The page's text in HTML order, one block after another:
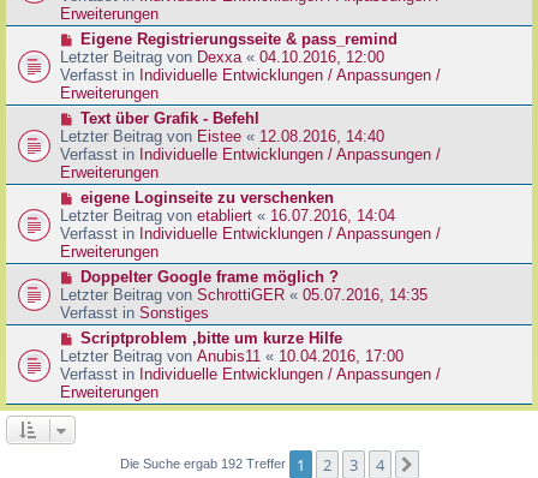
a
g
e
i
r
a
g
e
r
B
e
i
t
a
g
Erweiterungen
N
e
u
e
r
B
e
i
t
a
g
Eigene Registrierungsseite & pass_remind
Letzter Beitrag von Dexxa« 04.10.2016, 12:00
Verfasst in Individuelle Entwicklungen / Anpassungen /
Erweiterungen
N
e
u
e
r
B
e
i
t
a
g
Text über Grafik - Befehl
Letzter Beitrag von Eistee « 12.08.2016, 14:40
Verfasst in Individuelle Entwicklungen / Anpassungen /
Erweiterungen
N
e
u
e
r
B
e
i
r
a
g
eigene Loginseite zu verschenken
Letzter Beitrag von etabliert « 16.07.2016, 14:04
Verfasst in Individuelle Entwicklungen / Anpassungen /
Erweiterungen
N
e
u
e
r
B
e
i
t
r
Doppelter Google frame möglich ?
Letzter Beitrag von SchrottiGER « 05.07.2016, 14:35
Verfasst in Sonstiges
N
e
u
e
r
e
Scriptproblem ,bitte um kurze Hilfe
Letzter Beitrag von Anubis11 « 10.04.2016, 17:00
Verfasst in Individuelle Entwicklungen / Anpassungen /
Erweiterungen
Die Suche ergab 192 Treffer 1 2 3 4